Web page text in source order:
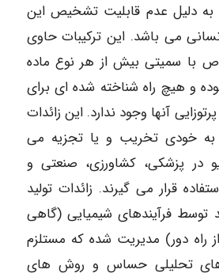
دلیل عدم قابلیت تشخیص این
می باشد. این ترکیبات حاوی
با سمیتی بیش از هر نوع ماده
و هیچ راه شناخته شده ای برای
آنها وجود ندارد. این زائدات
به خودی تخریب و یا تجزیه می
در پزشکی، کشاورزی، صنعتی و
قرار می گیرند. زائدات تولید
توسط فرآیندهای شیمیایی (گاهی
راه دور) مدیریت شده که مستلزم
های تحلیلی حساس و روش های